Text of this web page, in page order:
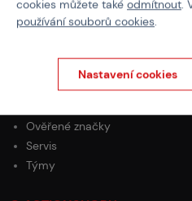
Paintballshop.cz
Články
Ověřené značky
Servis
Týmy
cookies můžete také odmítnout.
používání souborů cookies.
Nastavení cookies